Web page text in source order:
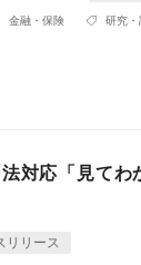
金融・保険 研究・
対応「見て
リリース